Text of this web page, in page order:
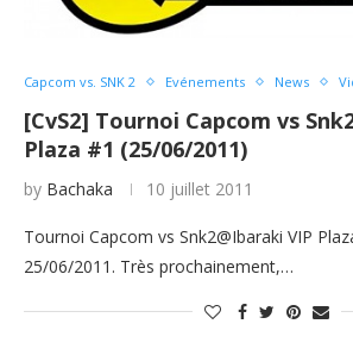
Capcom vs. SNK 2 Evénements News
[CvS2] Tournoi Capcom vs
Plaza #1 (25/06/2011)
by Bachaka 10 juillet 2011
Tournoi Capcom vs Snk2@Ibaraki VIP
25/06/2011. Très prochainement,…